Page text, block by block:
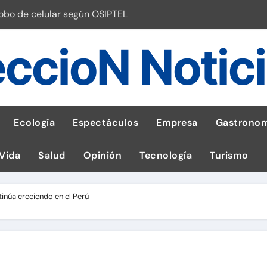
de celular según OSIPTEL
¡Descarga la app de Meridianbet y gana una jugada gratis
inspirado en la fuerza de un volcán
1,600 equipos educativos
por ignorar distancias de seguridad
Ecología Espectáculos Empresa
Salud Opinión Tecnología Turismo
creciendo en el Perú